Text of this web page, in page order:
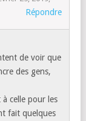
Répondre
de voir que
des gens,
celle pour les
fait quelques